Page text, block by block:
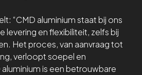
“CMD aluminium staat bij ons
levering en flexibiliteit, zelfs bij
Het proces, van aanvraag tot
verloopt soepel en
is een betrouwbare